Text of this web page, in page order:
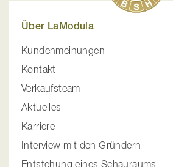
Über LaModula
Kundenmeinungen
Kontakt
Verkaufsteam
Aktuelles
Karriere
Interview mit den Gründern
Entstehung eines Schauraums